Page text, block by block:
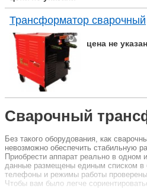
Трансформатор сварочный
цена не
Сварочный
Без такого оборудования, как
невозможно обеспечить стабильную
Приобрести аппарат реально в одном
данные размещены единым списком в
телефоны и режимы работы
Чтобы вам было легче